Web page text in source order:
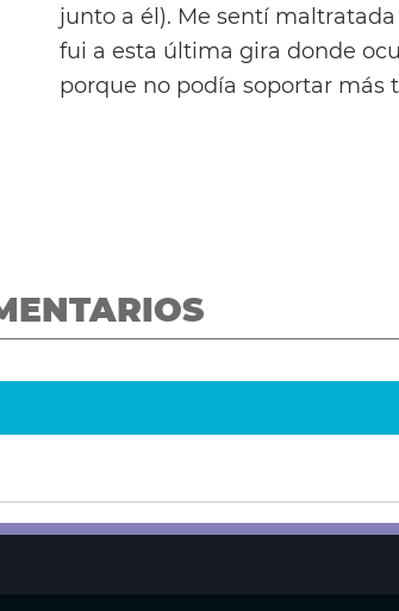
junto a él). Me sentí
fui a esta última gira donde
porque no podía soportar más